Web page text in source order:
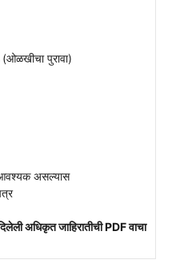
(ओळखीचा पुरावा)
असल्यास
अधिकृत जाहिरातीची PDF वाचा